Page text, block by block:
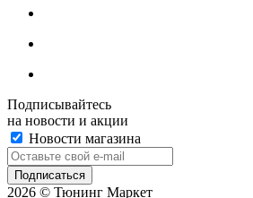
Подписывайтесь
на новости и акции
Новости магазина
2026 © Тюнинг Маркет